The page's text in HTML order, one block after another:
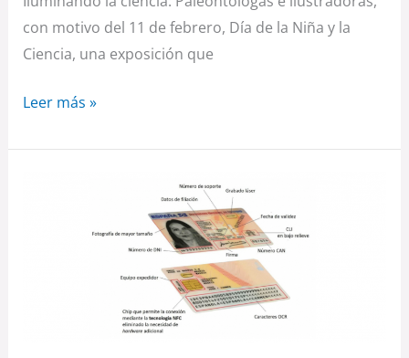
con motivo del 11 de febrero, Día de la Niña y la
Ciencia, una exposición que
Leer más »